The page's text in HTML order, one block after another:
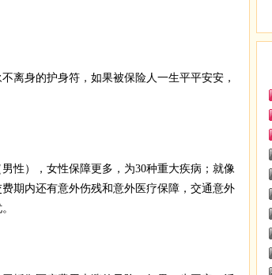
身的护身符，如果被保险人一生平平安安，
），女性保障更多，为30种重大疾病；就像
期内还有意外伤残和意外医疗保障，交通意外